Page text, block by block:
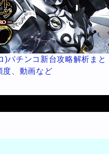
)パチンコ新台攻略解析まと
度、動画など